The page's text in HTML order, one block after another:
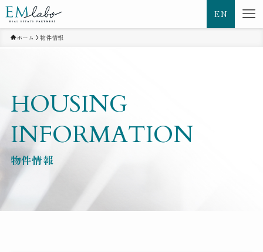
EN
ホーム 物件情報
HOUSING
INFORMATION
物件情報